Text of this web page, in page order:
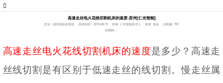
高速走丝电火花线切割机床的速度-苏州[仁光智能]
栏目：线切割机床资讯 发布时间：2019-08-19 作者: 仁光智能技术人 来源: 原创
浏览量: 761
分享到：
高速走丝电火花线切割机床的速度是多少？高速走
丝线切割是有区别于低速走丝的线切割。慢走丝属